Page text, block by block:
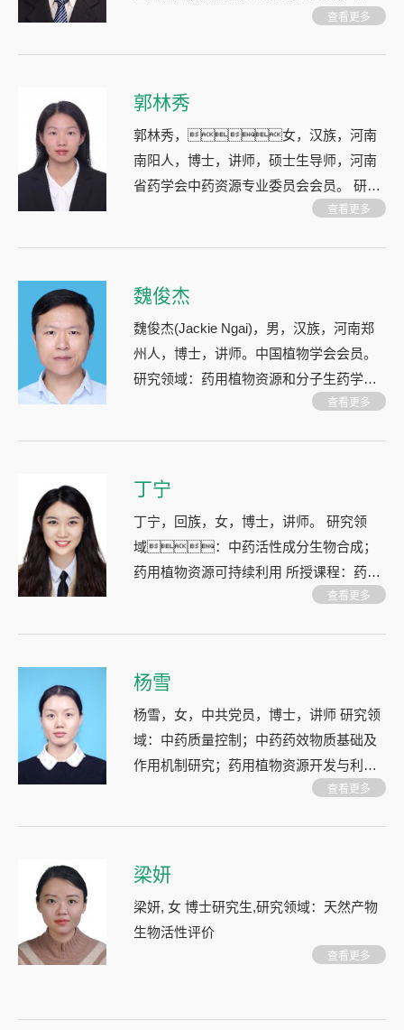
究领域：药用植物生态学，根
查看更多
郭林秀
郭林秀，女，汉族，河南
南阳人，博士，讲师，硕士生导师，河南
省药学会中药资源专业委员会会员。 研究
领域：基于肠道稳态的中药及方剂的作用
查看更多
魏俊杰
魏俊杰(Jackie Ngai)，男，汉族，河南郑
州人，博士，讲师。中国植物学会会员。
研究领域：药用植物资源和分子生药学领
域。 所授课程：药用植物学、
查看更多
丁宁
丁宁，回族，女，博士，讲师。 研究领
域：中药活性成分生物合成；
药用植物资源可持续利用 所授课程：药用
查看更多
杨雪
杨雪，女，中共党员，博士，讲师 研究领
域：中药质量控制；中药药效物质基础及
作用机制研究；药用植物资源开发与利用
讲授课程 本科生：中医学基础，植物代谢
查看更多
梁妍
梁妍, 女 博士研究生,研究领域：天然产物
生物活性评价
查看更多